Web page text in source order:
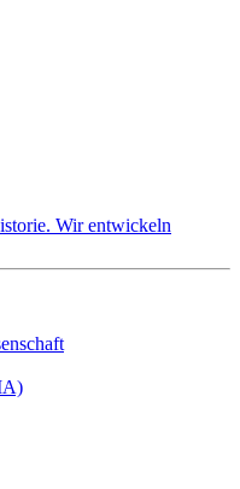
Wir entwickeln